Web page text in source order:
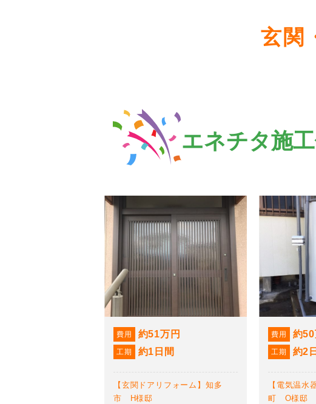
玄関
エネチタ施
費用 約51万円
工期 約1日間
【玄関ドアリフォーム】知多
市 H様邸
費用 約50
工期 約2
【電気温水
町 O様邸